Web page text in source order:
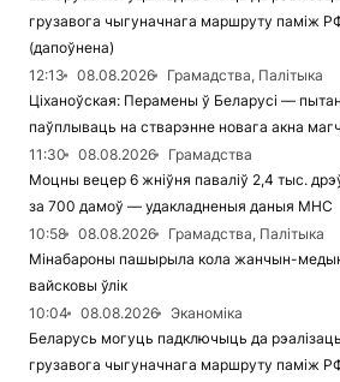
грузавога чыгуначнага маршруту паміж
(дапоўнена)
12:13
08.08.2026
Грамадства, Палітыка
Ціханоўская: Перамены ў Беларусі —
паўплываць на стварэнне новага акна
11:30
08.08.2026
Грамадства
Моцны вецер 6 жніўня паваліў 2,4 тыс.
за 700 дамоў — удакладненыя даныя МНС
10:58
08.08.2026
Грамадства, Палітыка
Мінабароны пашырыла кола жанчын-
вайсковы ўлік
10:04
08.08.2026
Эканоміка
Беларусь могуць падключыць да
грузавога чыгуначнага маршруту паміж